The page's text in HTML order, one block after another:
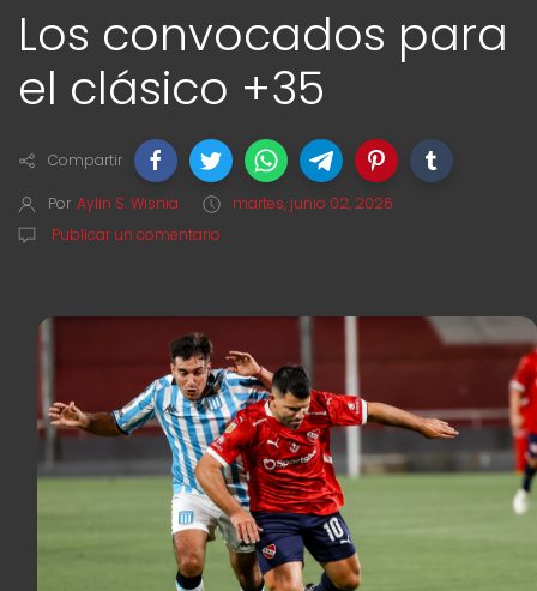
Los convocados para
el clásico +35
Compartir
Por Aylin S. Wisnia
martes, junio 02, 2026
Publicar un comentario